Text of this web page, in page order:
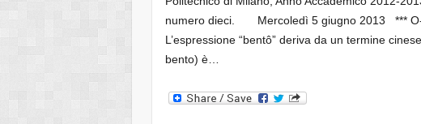
numero dieci. Mercoledì 5 giugno 2013 *** O-
L’espressione “bentô” deriva da un termine
bento) è…